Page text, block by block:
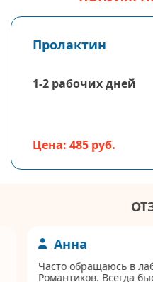
Пролактин
1-2 рабочих дней
Цена: 485 руб.
Анна
Часто обращаюсь в
Романтиков. Всегда